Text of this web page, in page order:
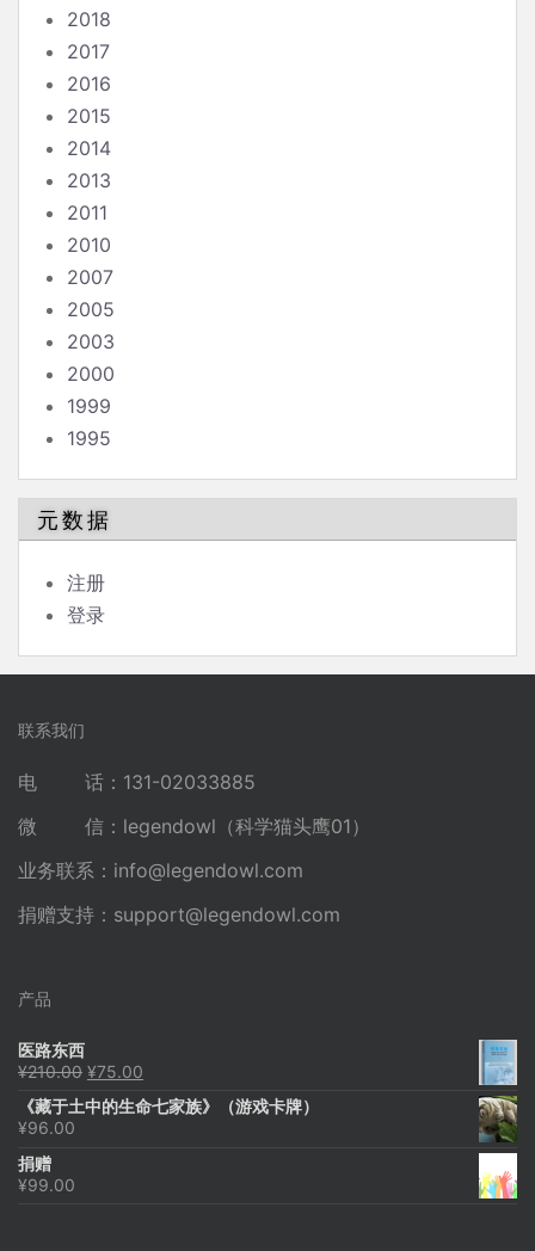
2018
2017
2016
2015
2014
2013
2011
2010
2007
2005
2003
2000
1999
1995
元数据
注册
登录
联系我们
电 话：131-02033885
微 信：legendowl（科学猫头鹰01）
业务联系： info@legendowl.com
捐赠支持： support@legendowl.com
产品
医路东西
¥210.00 原
为：
¥75.00
价
《藏于土中的生命七家族》（游戏卡牌）
¥96.00
捐赠
¥99.00